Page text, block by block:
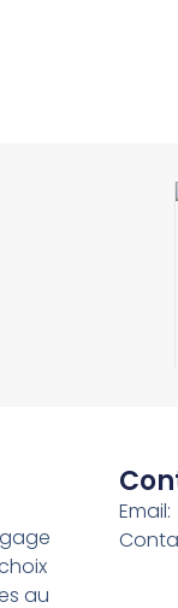
au
Email: